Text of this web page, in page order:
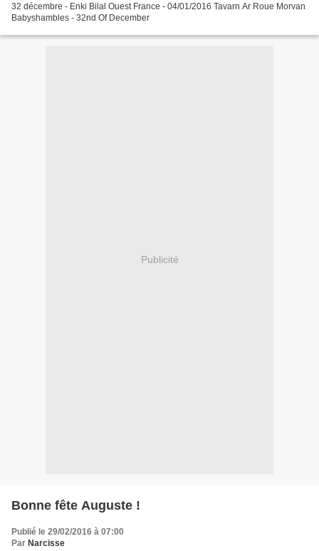
32 décembre - Enki Bilal Ouest France - 04/01/2016 Tavarn Ar Roue Morvan
Babyshambles - 32nd Of December
Publicité
Bonne fête Auguste !
Publié le 29/02/2016 à 07:00
Par Narcisse